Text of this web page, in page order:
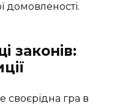
домовленості.
законів:
своєрідна гра в